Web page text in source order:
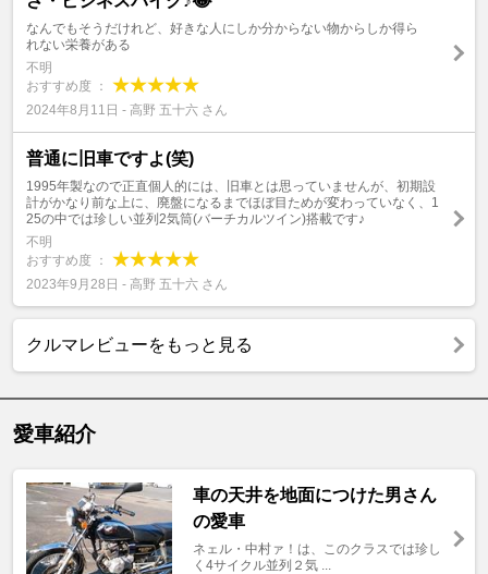
なんでもそうだけれど、好きな人にしか分からない物からしか得ら
れない栄養がある
不明
おすすめ度 ：
2024年8月11日 - 高野 五十六 さん
普通に旧車ですよ(笑)
1995年製なので正直個人的には、旧車とは思っていませんが、初期設
計がかなり前な上に、廃盤になるまでほぼ目ためが変わっていなく、1
25の中では珍しい並列2気筒(バーチカルツイン)搭載です♪
不明
おすすめ度 ：
2023年9月28日 - 高野 五十六 さん
クルマレビューをもっと見る
愛車紹介
車の天井を地面につけた男さん
の愛車
ネェル・中村ァ！は、このクラスでは珍し
く4サイクル並列２気 ...